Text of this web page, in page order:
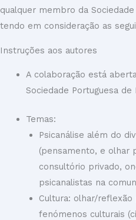
qualquer membro da
tendo em consideração as
Instruções aos autores
A colaboração está
Sociedade Portuguesa de
Temas:
Psicanálise além do
(pensamento, e olhar
consultório privado,
psicanalistas na
Cultura: olhar/
fenómenos culturais